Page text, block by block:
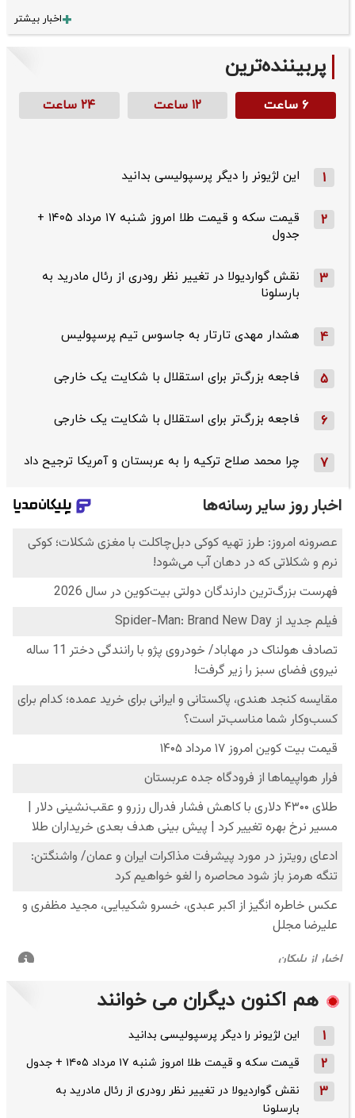
اخبار بیشتر
پربیننده‌ترین
۶ ساعت ۱۲ ساعت ۲۴ ساعت
1 این لژیونر را دیگر پرسپولیسی بدانید
2
قیمت سکه و قیمت طلا امروز شنبه ۱۷ مرداد ۱۴۰۵ +
جدول
3
نقش گواردیولا در تغییر نظر رودری از رئال مادرید به
بارسلونا
4 هشدار مهدی تارتار به جاسوس تیم پرسپولیس
5 فاجعه بزرگ‌تر برای استقلال با شکایت یک خارجی
6 فاجعه بزرگ‌تر برای استقلال با شکایت یک خارجی
7 چرا محمد صلاح ترکیه را به عربستان و آمریکا ترجیح داد
هم اکنون دیگران می خوانند
1 این لژیونر را دیگر پرسپولیسی بدانید
2 قیمت سکه و قیمت طلا امروز شنبه ۱۷ مرداد ۱۴۰۵ + جدول
3
نقش گواردیولا در تغییر نظر رودری از رئال مادرید به
بارسلونا